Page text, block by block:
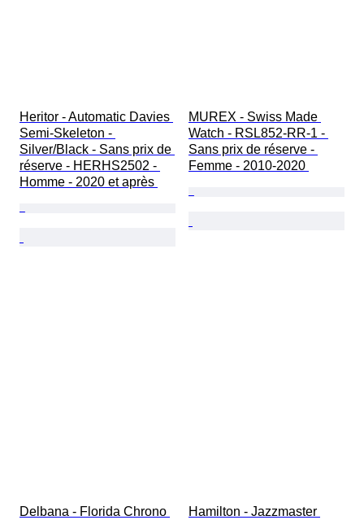
Heritor - Automatic Davies
Semi-Skeleton -
Silver/Black - Sans prix de
réserve - HERHS2502 -
Homme - 2020 et après
MUREX - Swiss Made
Watch - RSL852-RR-1 -
Sans prix de réserve -
Femme - 2010-2020
Delbana - Florida Chrono
Hamilton - Jazzmaster